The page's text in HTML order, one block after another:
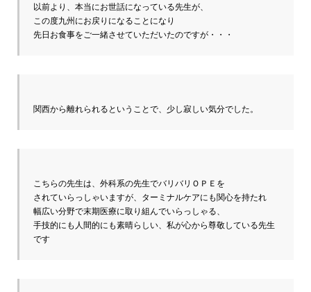
以前より、本当にお世話になっている先生が、
この度九州にお戻りになることになり
先日お食事をご一緒させていただいたのですが・・・
関西から離れられるということで、少し寂しい気分でした。
こちらの先生は、外科系の先生でバリバリＯＰＥを
されていらっしゃいますが、ターミナルケアにも関心を持たれ
幅広い分野で末期医療に取り組んでいらっしゃる、
手技的にも人間的にも素晴らしい、私が心から尊敬している先生
です